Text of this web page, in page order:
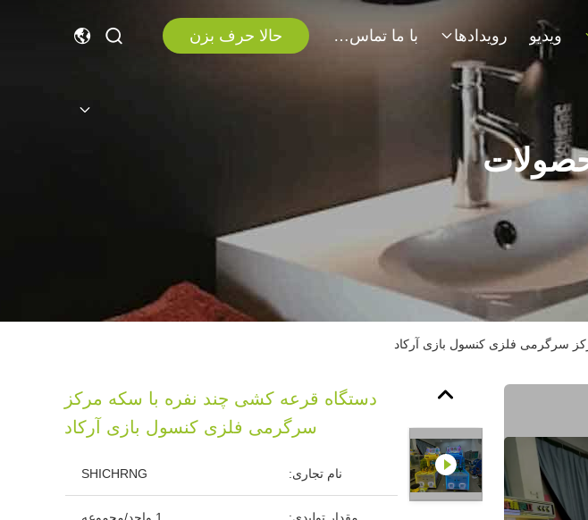
ویدیو رویدادها با ما تماس بگیرید حالا حرف بزن
سرگرمی فلزی کنسول بازی آرکاد
دستگاه قرعه کشی چند نفره با سکه مرکز
سرگرمی فلزی کنسول بازی آرکاد
نام تجاری: SHICHRNG